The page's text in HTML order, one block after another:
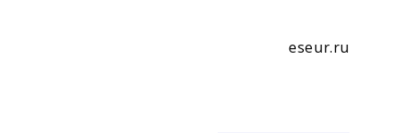
eseur.ru